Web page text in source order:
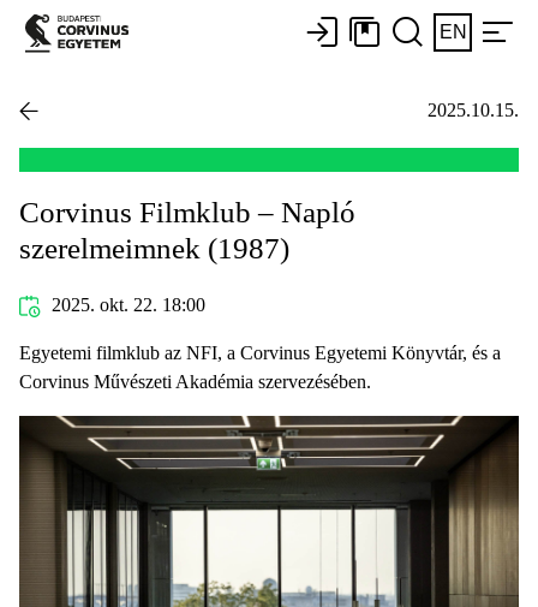
EN
2025.10.15.
Corvinus Filmklub – Napló
szerelmeimnek (1987)
2025. okt. 22. 18:00
Egyetemi filmklub az NFI, a Corvinus Egyetemi Könyvtár, és a
Corvinus Művészeti Akadémia szervezésében.